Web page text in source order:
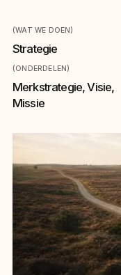
(WAT WE DOEN)
Strategie
(ONDERDELEN)
Merkstrategie, Visie,
Missie